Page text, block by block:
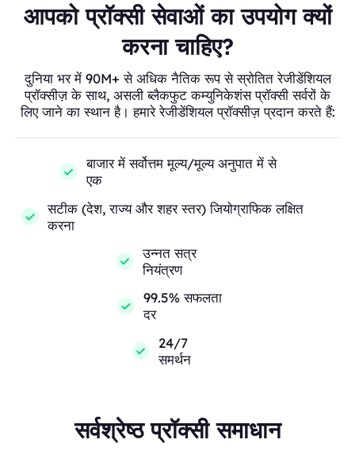
आपको प्रॉक्सी सेवाओं का उपयोग क्यों
करना चाहिए?
दुनिया भर में 90M+ से अधिक नैतिक रूप से स्रोतित रेजीडेंशियल
प्रॉक्सीज़ के साथ, असली ब्लैकफुट कम्युनिकेशंस प्रॉक्सी सर्वरों के
लिए जाने का स्थान है। हमारे रेजीडेंशियल प्रॉक्सीज़ प्रदान करते हैं:
बाजार में सर्वोत्तम मूल्य/मूल्य अनुपात में से
एक
सटीक (देश, राज्य और शहर स्तर) जियोग्राफिक लक्षित
करना
उन्नत सत्र
नियंत्रण
99.5% सफलता
दर
24/7
समर्थन
सर्वश्रेष्ठ प्रॉक्सी समाधान